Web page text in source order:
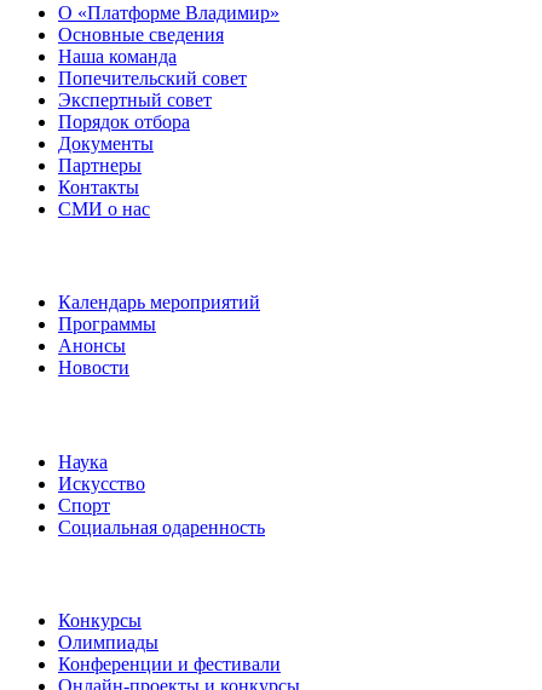
О «Платформе Владимир»
Основные сведения
Наша команда
Попечительский совет
Экспертный совет
Порядок отбора
Документы
Партнеры
Контакты
СМИ о нас
Календарь мероприятий
Программы
Анонсы
Новости
Наука
Искусство
Спорт
Социальная одаренность
Конкурсы
Олимпиады
Конференции и фестивали